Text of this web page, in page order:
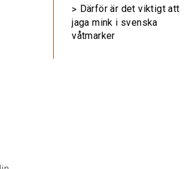
Därför är det viktigt att
jaga mink i svenska
våtmarker